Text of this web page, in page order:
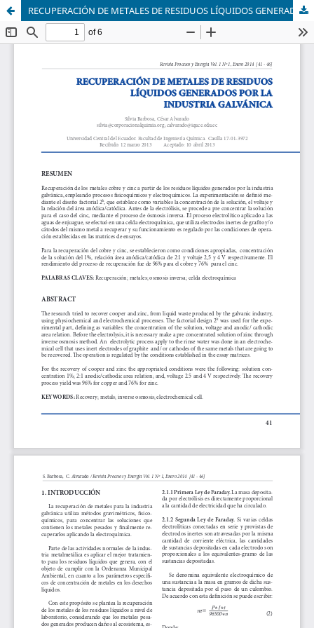
RECUPERACIÓN DE METALES DE RESIDUOS LÍQUIDOS GENERADOS POR LA INDUSTRIA GALVÁNICA